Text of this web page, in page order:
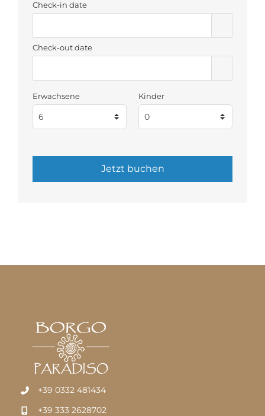
Check-in date
Check-out date
Erwachsene Kinder
+39 0332 481434
+39 333 2628702